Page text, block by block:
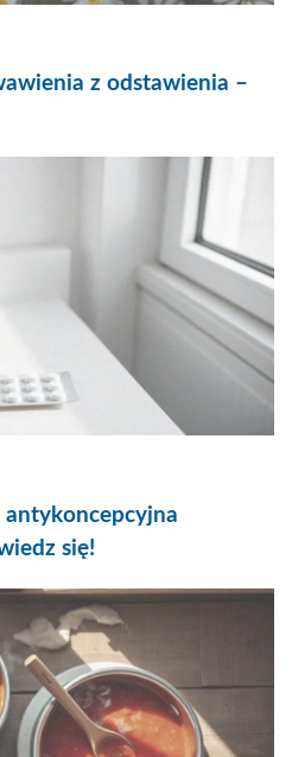
z odstawienia –
się!